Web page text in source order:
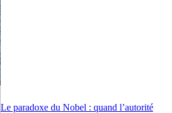
Le paradoxe du Nobel : quand l’autorité